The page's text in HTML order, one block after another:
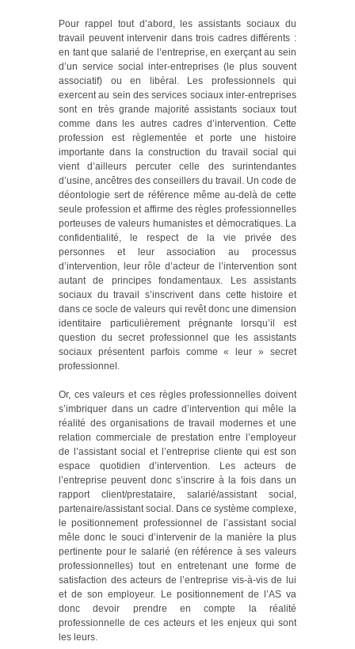
Pour rappel tout d’abord, les assistants sociaux du
travail peuvent intervenir dans trois cadres différents :
en tant que salarié de l’entreprise, en exerçant au sein
d’un service social inter-entreprises (le plus souvent
associatif) ou en libéral. Les professionnels qui
exercent au sein des services sociaux inter-entreprises
sont en très grande majorité assistants sociaux tout
comme dans les autres cadres d’intervention. Cette
profession est règlementée et porte une histoire
importante dans la construction du travail social qui
vient d’ailleurs percuter celle des surintendantes
d’usine, ancêtres des conseillers du travail. Un code de
déontologie sert de référence même au-delà de cette
seule profession et affirme des règles professionnelles
porteuses de valeurs humanistes et démocratiques. La
confidentialité, le respect de la vie privée des
personnes et leur association au processus
d’intervention, leur rôle d’acteur de l’intervention sont
autant de principes fondamentaux. Les assistants
sociaux du travail s’inscrivent dans cette histoire et
dans ce socle de valeurs qui revêt donc une dimension
identitaire particulièrement prégnante lorsqu’il est
question du secret professionnel que les assistants
sociaux présentent parfois comme « leur » secret
professionnel.
Or, ces valeurs et ces règles professionnelles doivent
s’imbriquer dans un cadre d’intervention qui mêle la
réalité des organisations de travail modernes et une
relation commerciale de prestation entre l’employeur
de l’assistant social et l’entreprise cliente qui est son
espace quotidien d’intervention. Les acteurs de
l’entreprise peuvent donc s’inscrire à la fois dans un
rapport client/prestataire, salarié/assistant social,
partenaire/assistant social. Dans ce système complexe,
le positionnement professionnel de l’assistant social
mêle donc le souci d’intervenir de la manière la plus
pertinente pour le salarié (en référence à ses valeurs
professionnelles) tout en entretenant une forme de
satisfaction des acteurs de l’entreprise vis-à-vis de lui
et de son employeur. Le positionnement de l’AS va
donc devoir prendre en compte la réalité
professionnelle de ces acteurs et les enjeux qui sont
les leurs.